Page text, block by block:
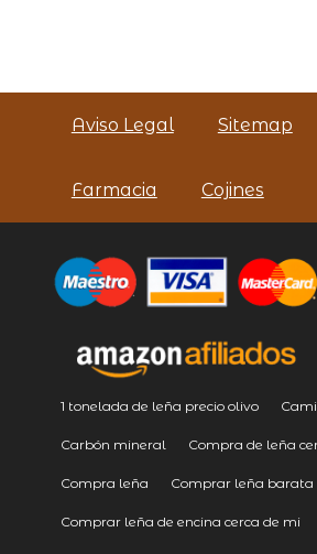
Aviso Legal Sitemap
Farmacia Cojines
1 tonelada de leña precio olivo
Carbón mineral Compra de leña
Compra leña Comprar leña barata
Comprar leña de encina cerca de mi